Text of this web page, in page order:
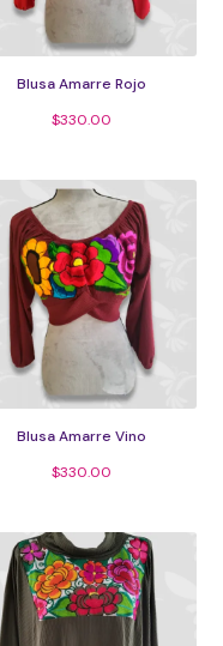
Blusa Amarre Rojo
$330.00
Blusa Amarre Vino
$330.00